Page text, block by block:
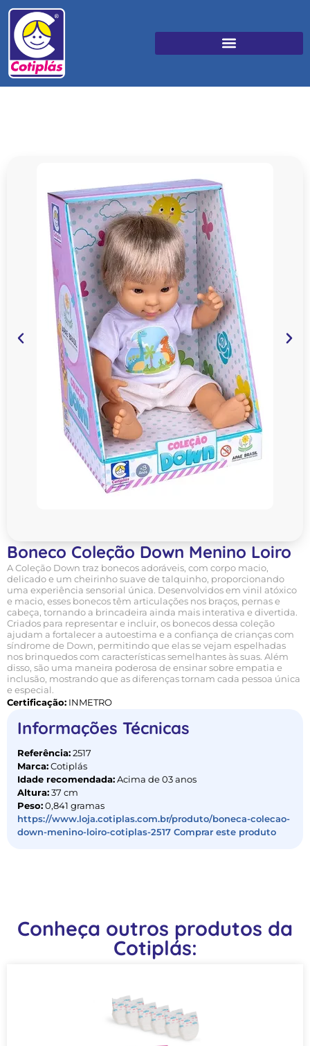
Boneco Coleção Down Menino Loiro
A Coleção Down traz bonecos adoráveis, com corpo macio,
delicado e um cheirinho suave de talquinho, proporcionando
uma experiência sensorial única. Desenvolvidos em vinil atóxico
e macio, esses bonecos têm articulações nos braços, pernas e
cabeça, tornando a brincadeira ainda mais interativa e divertida.
Criados para representar e incluir, os bonecos dessa coleção
ajudam a fortalecer a autoestima e a confiança de crianças com
síndrome de Down, permitindo que elas se vejam espelhadas
nos brinquedos com características semelhantes às suas. Além
disso, são uma maneira poderosa de ensinar sobre empatia e
inclusão, mostrando que as diferenças tornam cada pessoa única
e especial.
Certificação: INMETRO
Informações Técnicas
Referência: 2517
Marca: Cotiplás
Idade recomendada: Acima de 03 anos
Altura: 37 cm
Peso: 0,841 gramas
https://www.loja.cotiplas.com.br/produto/boneca-colecao-
down-menino-loiro-cotiplas-2517 Comprar este produto
Conheça outros produtos da
Cotiplás: